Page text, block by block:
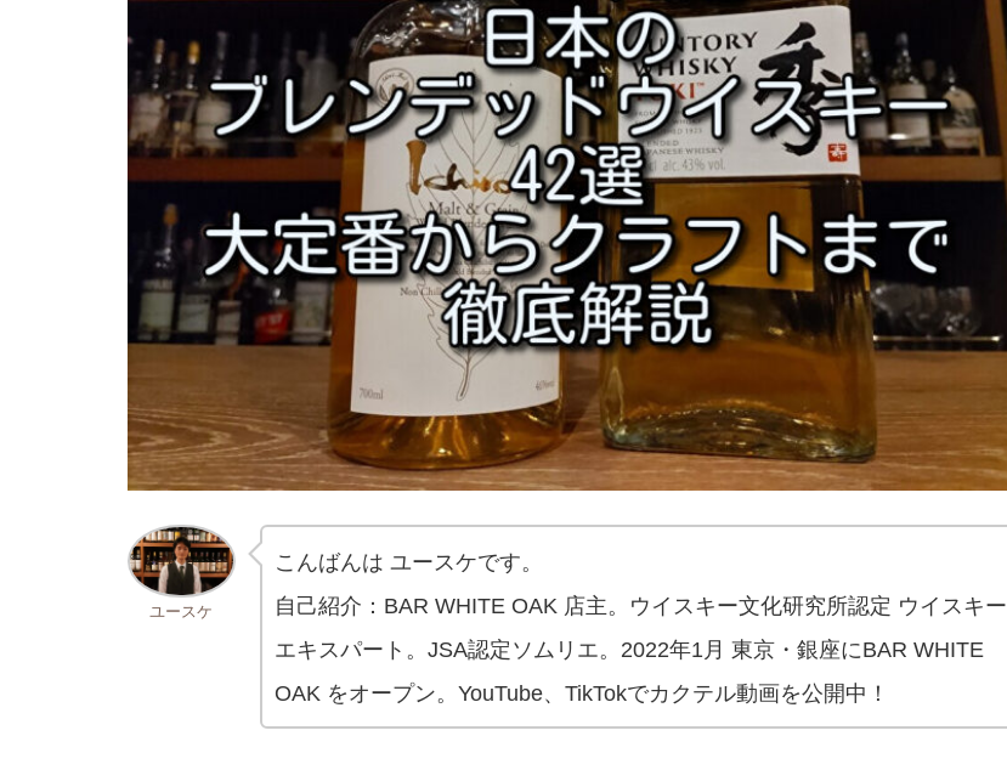
ユースケ
こんばんは ユースケです。
自己紹介：BAR WHITE OAK 店主。ウイスキー文化研究所認定 ウイスキー
エキスパート。JSA認定ソムリエ。2022年1月 東京・銀座にBAR WHITE
OAK をオープン。YouTube、TikTokでカクテル動画を公開中！